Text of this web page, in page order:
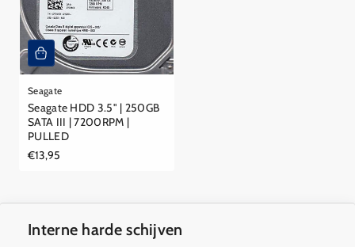
Seagate
Seagate HDD 3.5" | 250GB
SATA III | 7200RPM |
PULLED
Reguliere
€13,95
Interne harde schijven